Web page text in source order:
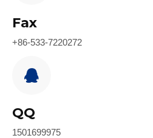
Fax
+86-533-7220272
QQ
1501699975